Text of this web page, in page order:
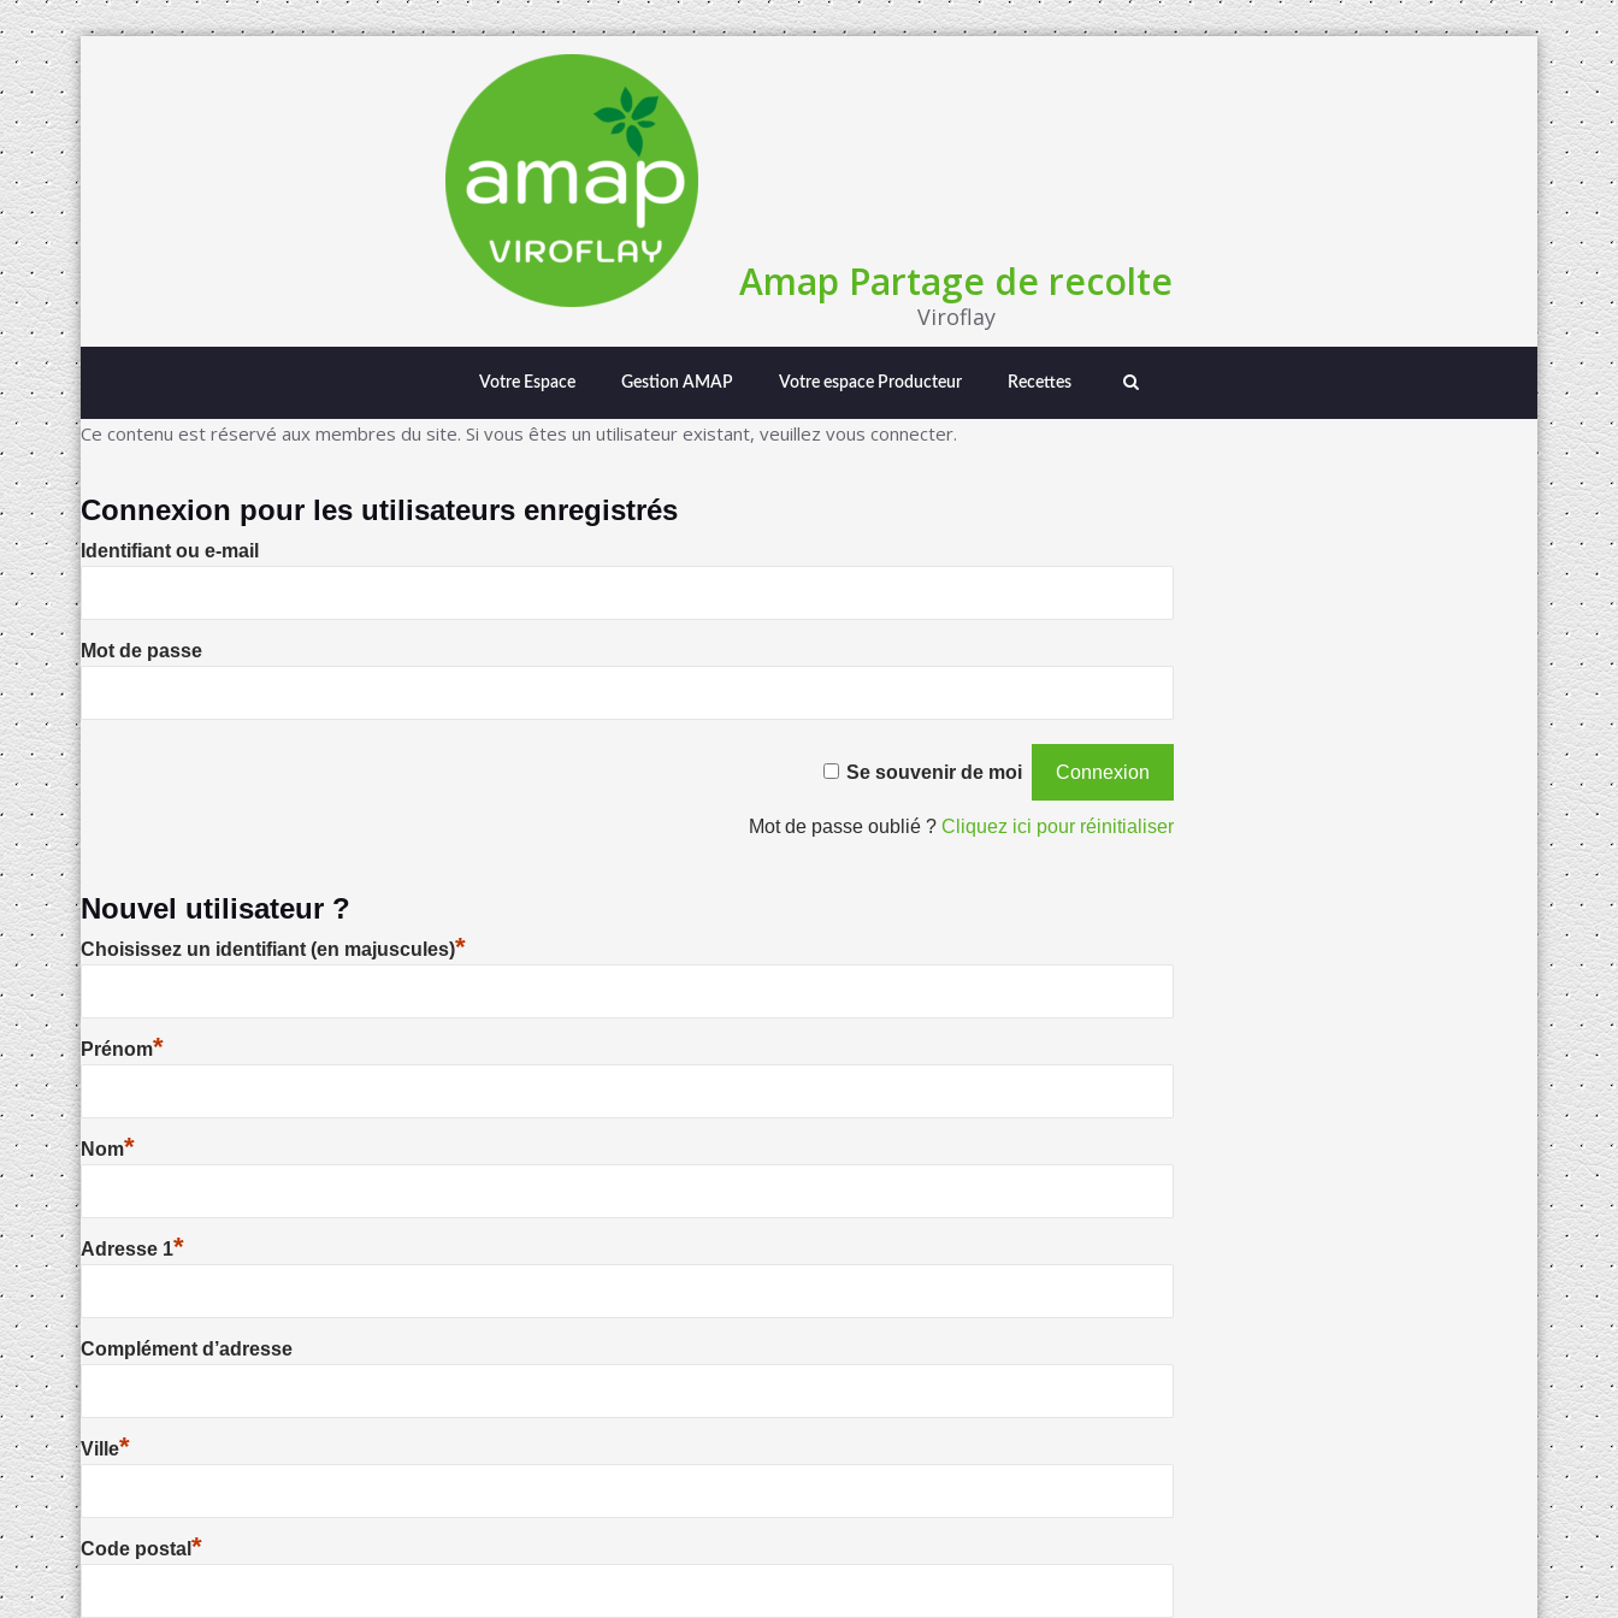
Amap Partage de recolte
Viroflay
Votre Espace Gestion AMAP Votre espace Producteur Recettes
Ce contenu est réservé aux membres du site. Si vous êtes un utilisateur existant, veuillez vous connecter.
Connexion pour les utilisateurs enregistrés
Identifiant ou e-mail
Mot de passe
Se souvenir de moi
Mot de passe oublié ? Cliquez ici pour réinitialiser
Nouvel utilisateur ?
Choisissez un identifiant (en majuscules)*
Prénom*
Nom*
Adresse 1*
Complément d’adresse
Ville*
Code postal *